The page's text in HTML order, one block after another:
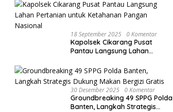
Kunjungan Delegasi Kepolisian
nasional Korea Selatan
18 September 2025 0 Komentar
Kapolsek Cikarang Pusat
Pantau Langsung Lahan
Pangan Nasional
30 Desember 2025 0 Komentar
Groundbreaking 49 SPPG Polda
Banten, Langkah Strategis